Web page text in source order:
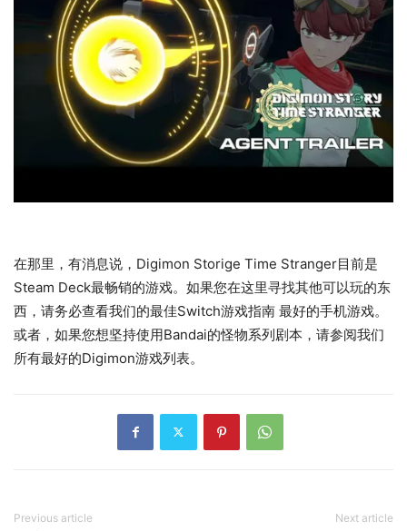
在那里，有消息说，Digimon Storige Time Stranger目前是
Steam Deck最畅销的游戏。如果您在这里寻找其他可以玩的东
西，请务必查看我们的最佳Switch游戏指南 最好的手机游戏。
或者，如果您想坚持使用Bandai的怪物系列剧本，请参阅我们
所有最好的Digimon游戏列表。
Previous article Next article